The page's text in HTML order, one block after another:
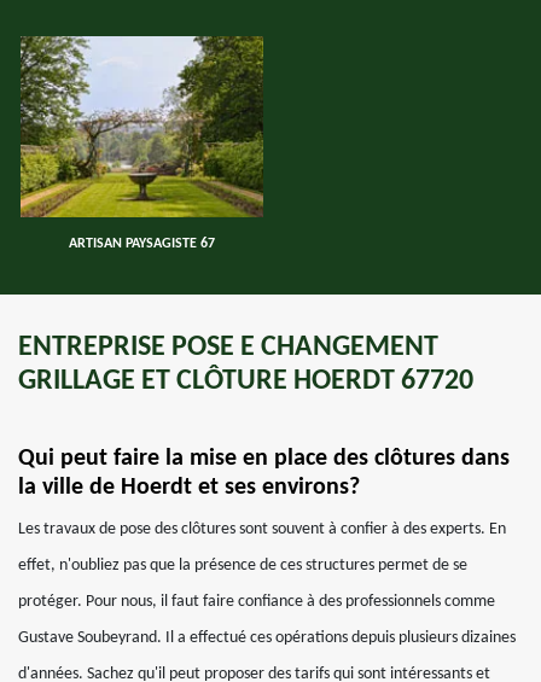
ARTISAN PAYSAGISTE 67
ENTREPRISE POSE E CHANGEMENT
GRILLAGE ET CLÔTURE HOERDT 67720
Qui peut faire la mise en place des clôtures dans
la ville de Hoerdt et ses environs?
Les travaux de pose des clôtures sont souvent à confier à des experts. En
effet, n'oubliez pas que la présence de ces structures permet de se
protéger. Pour nous, il faut faire confiance à des professionnels comme
Gustave Soubeyrand. Il a effectué ces opérations depuis plusieurs dizaines
d'années. Sachez qu'il peut proposer des tarifs qui sont intéressants et